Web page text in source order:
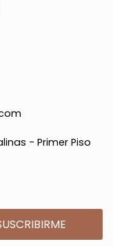
- Primer Piso